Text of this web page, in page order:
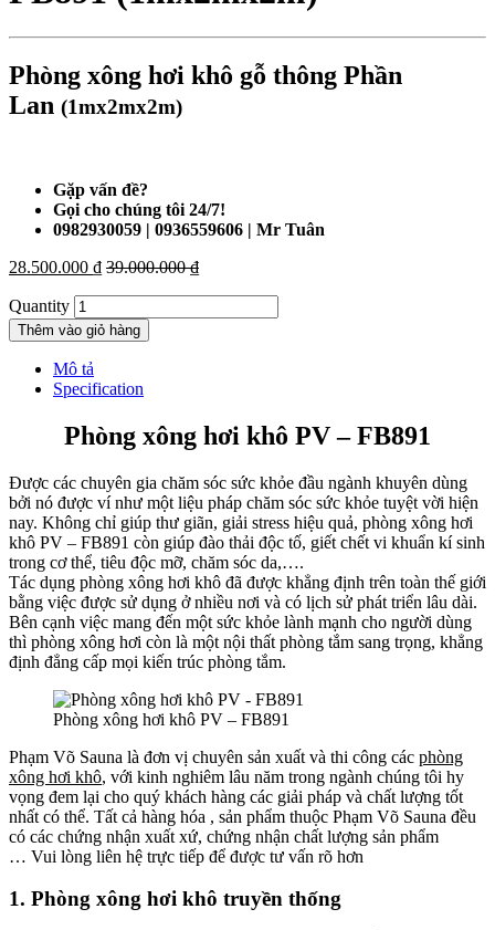
Phòng xông hơi khô gỗ thông Phần
Lan (1mx2mx2m)
Gặp vấn đề?
Gọi cho chúng tôi 24/7!
0982930059 | 0936559606 | Mr Tuân
28.500.000 ₫ 39.000.000₫
Quantity
Thêm vào giỏ hàng
Mô tả
Specification
Phòng xông hơi khô PV – FB891
Được các chuyên gia chăm sóc sức khỏe đầu ngành khuyên dùng
bởi nó được ví như một liệu pháp chăm sóc sức khỏe tuyệt vời hiện
nay. Không chỉ giúp thư giãn, giải stress hiệu quả, phòng xông hơi
khô PV – FB891 còn giúp đào thải độc tố, giết chết vi khuẩn kí sinh
trong cơ thể, tiêu độc mỡ, chăm sóc da,….
Tác dụng phòng xông hơi khô đã được khẳng định trên toàn thế giới
bằng việc được sử dụng ở nhiều nơi và có lịch sử phát triển lâu dài.
Bên cạnh việc mang đến một sức khỏe lành mạnh cho người dùng
thì phòng xông hơi còn là một nội thất phòng tắm sang trọng, khẳng
định đẳng cấp mọi kiến trúc phòng tắm.
Phòng xông hơi khô PV – FB891
Phạm Võ Sauna là đơn vị chuyên sản xuất và thi công các phòng
xông hơi khô, với kinh nghiêm lâu năm trong ngành chúng tôi hy
vọng đem lại cho quý khách hàng các giải pháp và chất lượng tốt
nhất có thể. Tất cả hàng hóa , sản phẩm thuộc Phạm Võ Sauna đều
có các chứng nhận xuất xứ, chứng nhận chất lượng sản phẩm
… Vui lòng liên hệ trực tiếp để được tư vấn rõ hơn
1. Phòng xông hơi khô truyền thống